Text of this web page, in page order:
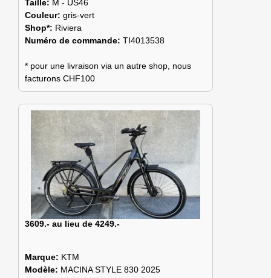
Taille: M - US46
Couleur: gris-vert
Shop*: Riviera
Numéro de commande: TI4013538
* pour une livraison via un autre shop, nous
facturons CHF100
3609.- au lieu de 4249.-
Marque: KTM
Modèle: MACINA STYLE 830 2025